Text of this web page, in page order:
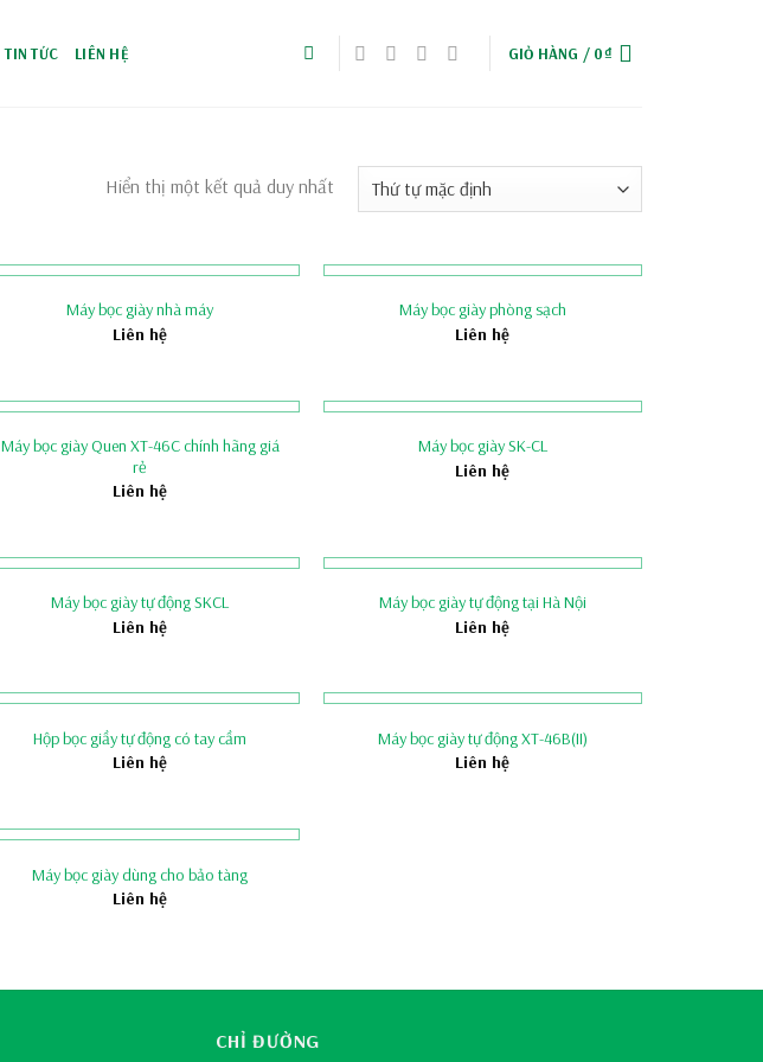
TIN TỨC LIÊN HỆ GIỎ HÀNG / 0₫
Hiển thị một kết quả duy nhất
Máy bọc giày nhà máy
Liên hệ
Máy bọc giày phòng sạch
Liên hệ
Máy bọc giày Quen XT-46C chính hãng giá
rẻ
Liên hệ
Máy bọc giày SK-CL
Liên hệ
Máy bọc giày tự động SKCL
Liên hệ
Máy bọc giày tự động tại Hà Nội
Liên hệ
Hộp bọc giầy tự động có tay cầm
Liên hệ
Máy bọc giày tự động XT-46B(II)
Liên hệ
Máy bọc giày dùng cho bảo tàng
Liên hệ
CHỈ ĐƯỜNG